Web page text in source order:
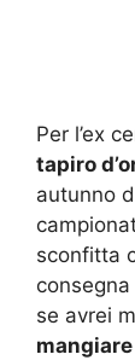
Per l’ex
tapiro
autunno
sconfitta
se avrei